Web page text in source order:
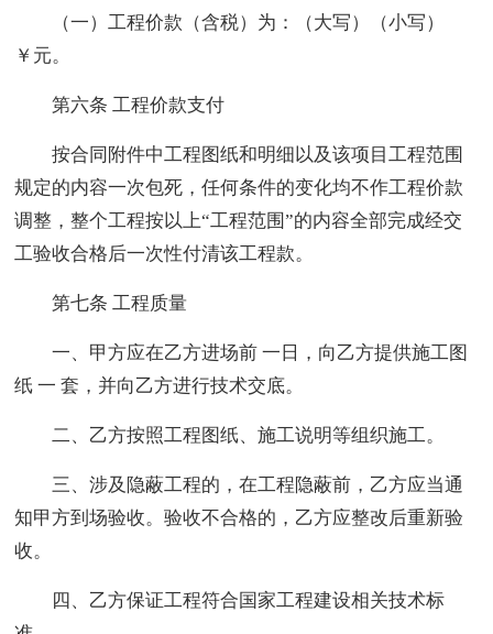
（一）工程价款（含税）为：（大写）（小写）
￥元。
第六条 工程价款支付
按合同附件中工程图纸和明细以及该项目工程范围
规定的内容一次包死，任何条件的变化均不作工程价款
调整，整个工程按以上“工程范围”的内容全部完成经交
工验收合格后一次性付清该工程款。
第七条 工程质量
一、甲方应在乙方进场前 一日，向乙方提供施工图
纸 一 套，并向乙方进行技术交底。
二、乙方按照工程图纸、施工说明等组织施工。
三、涉及隐蔽工程的，在工程隐蔽前，乙方应当通
知甲方到场验收。验收不合格的，乙方应整改后重新验
收。
四、乙方保证工程符合国家工程建设相关技术标